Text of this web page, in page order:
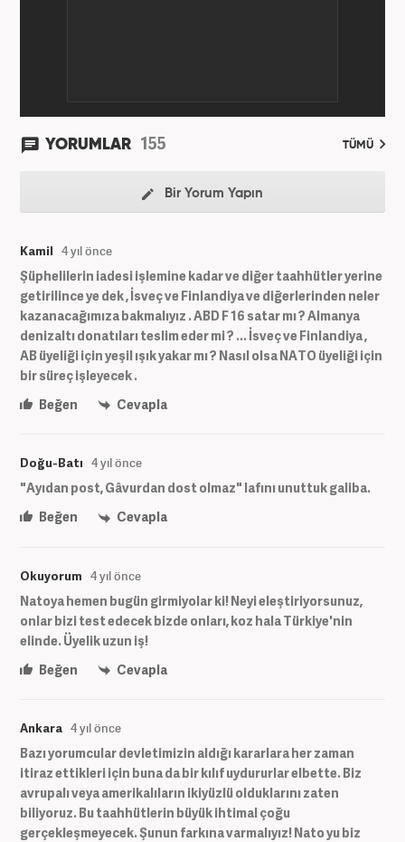
YORUMLAR 155 TÜMÜ
Bir Yorum Yapın
Kamil 4 yıl önce
Şüphelilerin iadesi işlemine kadar ve diğer taahhütler yerine
getirilince ye dek , İsveç ve Finlandiya ve diğerlerinden neler
kazanacağımıza bakmalıyız . ABD F 16 satar mı ? Almanya
denizaltı donatıları teslim eder mi ? ... İsveç ve Finlandiya ,
AB üyeliği için yeşil ışık yakar mı ? Nasıl olsa NATO üyeliği için
bir süreç işleyecek .
Beğen
Cevapla
Doğu-Batı 4 yıl önce
"Ayıdan post, Gâvurdan dost olmaz" lafını unuttuk galiba.
Beğen
Cevapla
Okuyorum 4 yıl önce
Natoya hemen bugün girmiyolar ki! Neyi eleştiriyorsunuz,
onlar bizi test edecek bizde onları, koz hala Türkiye'nin
elinde. Üyelik uzun iş!
Beğen
Cevapla
Ankara 4 yıl önce
Bazı yorumcular devletimizin aldığı kararlara her zaman
itiraz ettikleri için buna da bir kılıf uydururlar elbette. Biz
avrupalı veya amerikalıların ikiyüzlü olduklarını zaten
biliyoruz. Bu taahhütlerin büyük ihtimal çoğu
gerçekleşmeyecek. Şunun farkına varmalıyız! Nato yu biz